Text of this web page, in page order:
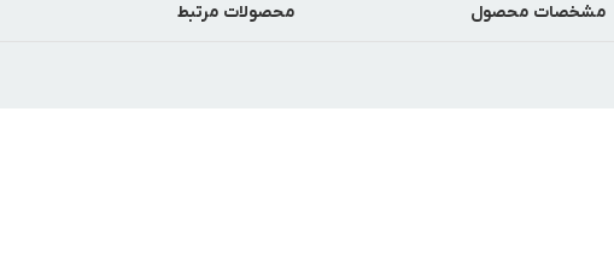
مشخصات محصول محصولات مرتبط